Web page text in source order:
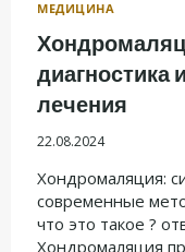
DOC
МЕДИЦИНА
лечения
22.08.2024
Хондромаляция:
современные
что это такое ?
Хондромаляция